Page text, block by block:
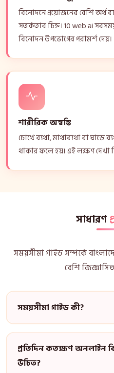
বিনোদনে প্রয়োজনের বেশি অর্থ
সতর্কতার চিহ্ন। 10 web ai
বিনোদন উপভোগের পরামর্শ দেয়।
শারীরিক অস্বস্তি
চোখে ব্যথা, মাথাব্যথা বা ঘাড়ে
থাকার ফলে হয়। এই লক্ষণ দেখা
সাধারণ
সময়সীমা গাইড সম্পর্কে
বেশি জিজ্ঞাসিত
সময়সীমা গাইড কী?
প্রতিদিন কতক্ষণ অনলাইন
উচিত?